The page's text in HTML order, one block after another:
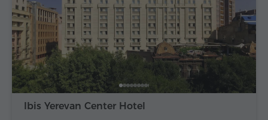
Ibis Yerevan Center Hotel